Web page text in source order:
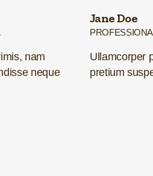
nam
neque
Jane Doe
Ullamcorper
pretium